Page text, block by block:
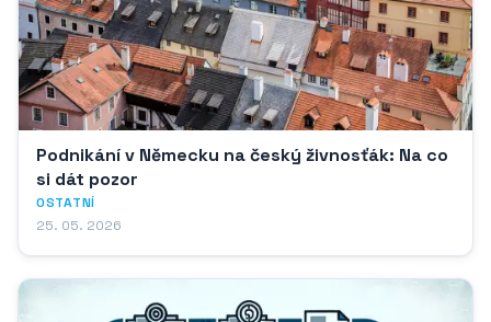
Podnikání v Německu na český živnosťák: Na co
si dát pozor
OSTATNÍ
25. 05. 2026